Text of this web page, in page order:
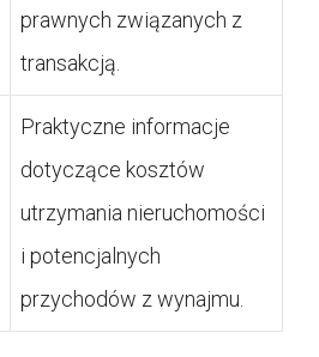
prawnych związanych z
transakcją.
Praktyczne informacje
dotyczące kosztów
utrzymania nieruchomości
i potencjalnych
przychodów z wynajmu.